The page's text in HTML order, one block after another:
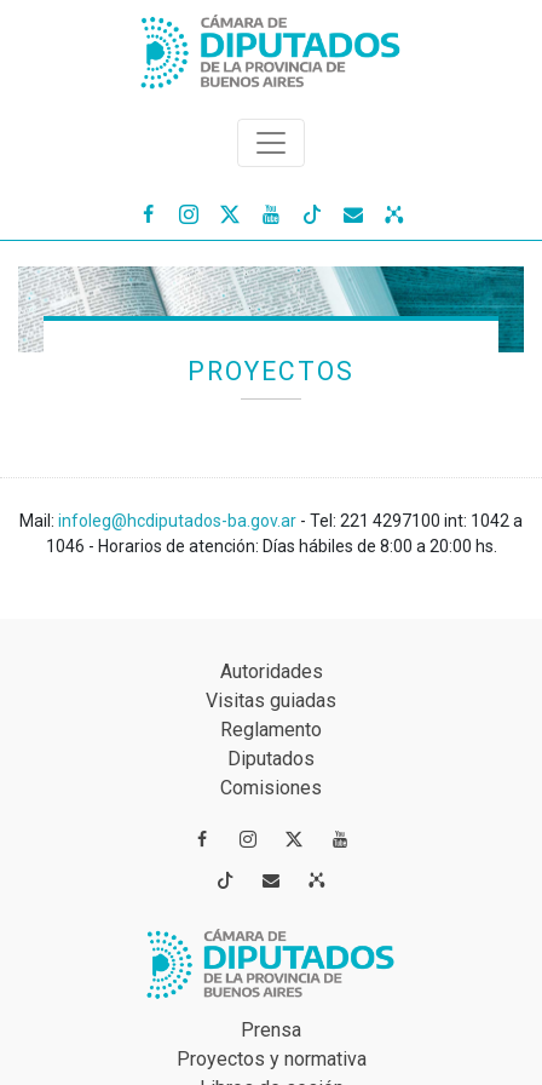
   
PROYECTOS
Mail: infoleg@hcdiputados-ba.gov.ar - Tel: 221 4297100 int: 1042 a
1046 - Horarios de atención: Días hábiles de 8:00 a 20:00 hs.
Autoridades
Visitas guiadas
Reglamento
Diputados
Comisiones
 
 
Prensa
Proyectos y normativa